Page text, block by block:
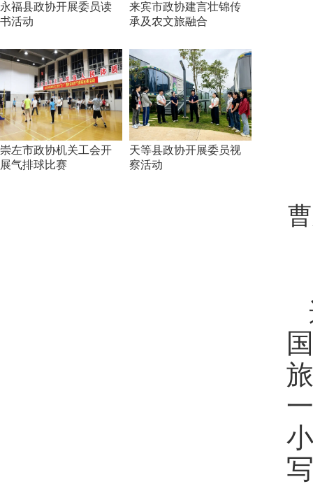
永福县政协开展委员读
书活动
来宾市政协建言壮锦传
承及农文旅融合
崇左市政协机关工会开
展气排球比赛
天等县政协开展委员视
察活动